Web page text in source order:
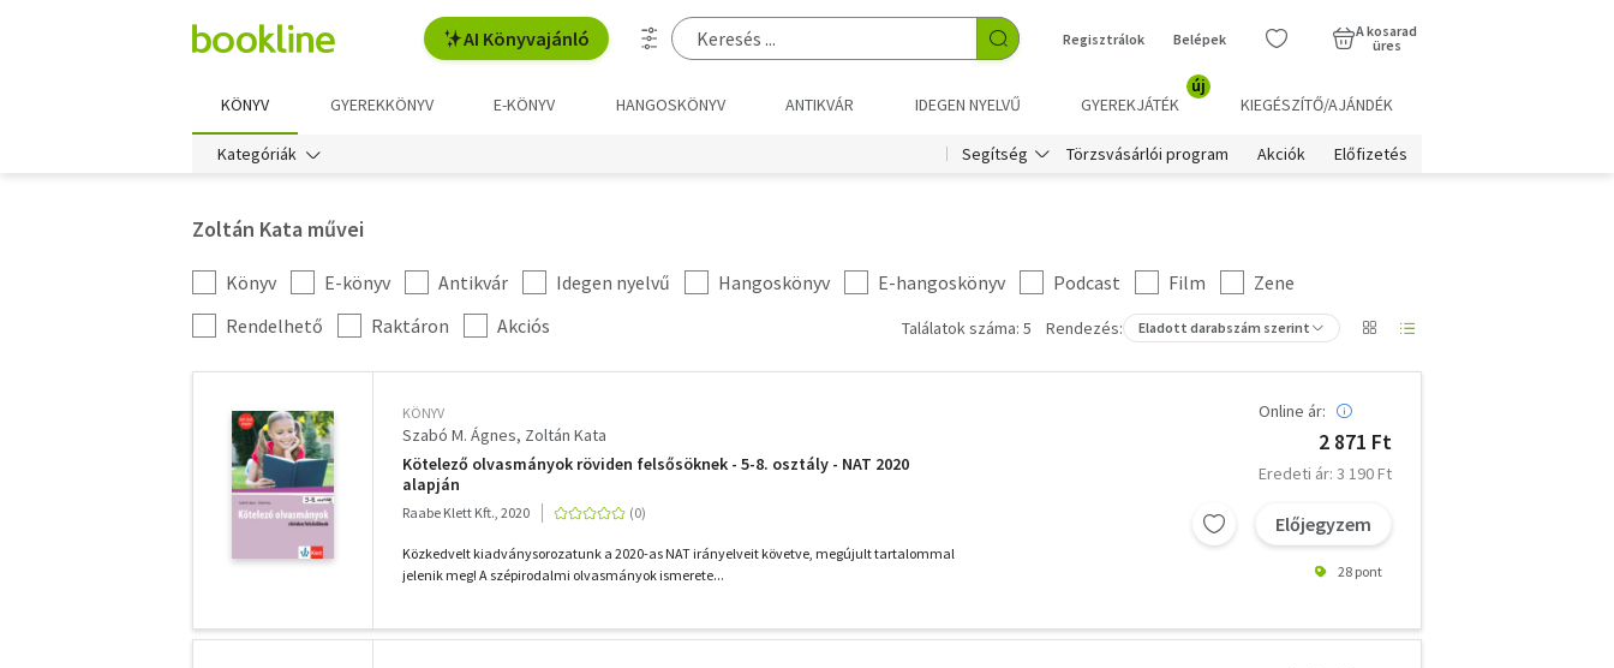
AI Könyvajánló Regisztrálok Belépek
A kosarad
üres
KÖNYV GYEREKKÖNYV E-KÖNYV HANGOSKÖNYV ANTIKVÁR IDEGEN NYELVŰ GYEREKJÁTÉK
új
KIEGÉSZÍTŐ/AJÁNDÉK
Kategóriák Segítség Törzsvásárlói program Akciók Előfizetés
Zoltán Kata művei
Kategória
szűrés
Könyv E-könyv Antikvár Idegen nyelvű Hangoskönyv E-hangoskönyv Podcast Film
Zene
További
szűrők
Rendelhető Raktáron Akciós Találatok száma: 5 Rendezés: Eladott darabszám szerint
KÖNYV
Szabó M. Ágnes Zoltán Kata
Kötelező olvasmányok röviden felsősöknek - 5-8. osztály - NAT 2020
alapján
Raabe Klett Kft., 2020
Közkedvelt kiadványsorozatunk a 2020-as NAT irányelveit követve, megújult tartalommal
jelenik meg! A szépirodalmi olvasmányok ismerete...
Online ár:
2 871 Ft
Eredeti ár: 3 190 Ft
Előjegyzem
28 pont